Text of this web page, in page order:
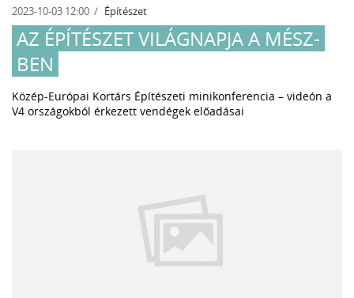
2023-10-03 12:00 Építészet
AZ ÉPÍTÉSZET VILÁGNAPJA A MÉSZ-
BEN
Közép-Európai Kortárs Építészeti minikonferencia – videón a
V4 országokból érkezett vendégek előadásai